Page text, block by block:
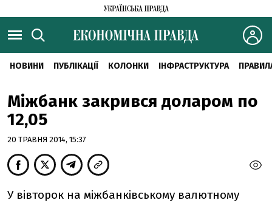
НОВИНИ ПУБЛІКАЦІЇ КОЛОНКИ ІНФРАСТРУКТУРА
Міжбанк закрився доларом по
12,05
20 ТРАВНЯ 2014, 15:37
У вівторок на міжбанківському валютному